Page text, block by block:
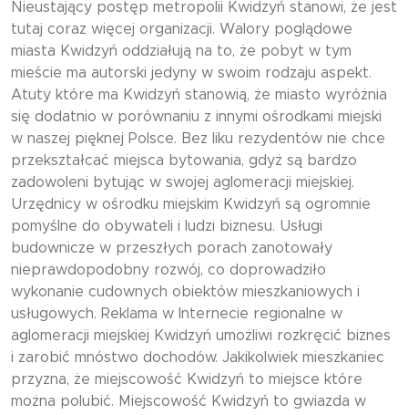
Nieustający postęp metropolii Kwidzyń stanowi, że jest
tutaj coraz więcej organizacji. Walory poglądowe
miasta Kwidzyń oddziałują na to, że pobyt w tym
mieście ma autorski jedyny w swoim rodzaju aspekt.
Atuty które ma Kwidzyń stanowią, że miasto wyróżnia
się dodatnio w porównaniu z innymi ośrodkami miejski
w naszej pięknej Polsce. Bez liku rezydentów nie chce
przekształcać miejsca bytowania, gdyż są bardzo
zadowoleni bytując w swojej aglomeracji miejskiej.
Urzędnicy w ośrodku miejskim Kwidzyń są ogromnie
pomyślne do obywateli i ludzi biznesu. Usługi
budownicze w przeszłych porach zanotowały
nieprawdopodobny rozwój, co doprowadziło
wykonanie cudownych obiektów mieszkaniowych i
usługowych. Reklama w Internecie regionalne w
aglomeracji miejskiej Kwidzyń umożliwi rozkręcić biznes
i zarobić mnóstwo dochodów. Jakikolwiek mieszkaniec
przyzna, że miejscowość Kwidzyń to miejsce które
można polubić. Miejscowość Kwidzyń to gwiazda w